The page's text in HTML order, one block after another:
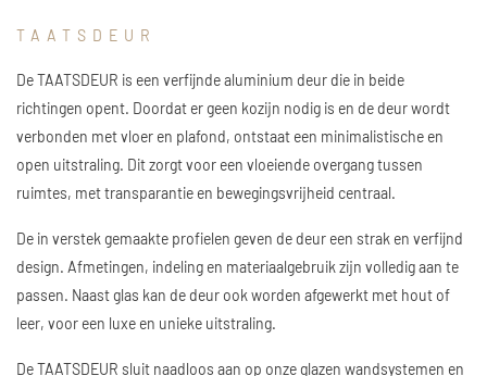
TAATSDEUR
De TAATSDEUR is een verfijnde aluminium deur die in beide
richtingen opent. Doordat er geen kozijn nodig is en de deur wordt
verbonden met vloer en plafond, ontstaat een minimalistische en
open uitstraling. Dit zorgt voor een vloeiende overgang tussen
ruimtes, met transparantie en bewegingsvrijheid centraal.
De in verstek gemaakte profielen geven de deur een strak en verfijnd
design. Afmetingen, indeling en materiaalgebruik zijn volledig aan te
passen. Naast glas kan de deur ook worden afgewerkt met hout of
leer, voor een luxe en unieke uitstraling.
De TAATSDEUR sluit naadloos aan op onze glazen wandsystemen en